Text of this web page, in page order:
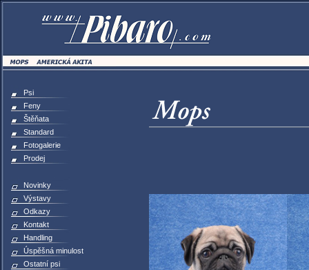
Psi
Feny
Štěňata
Standard
Fotogalerie
Prodej
Novinky
Výstavy
Odkazy
Kontakt
Handling
Úspěšná minulost
Ostatní psi